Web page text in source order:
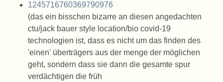
1245716760369790976
(das ein bisschen bizarre an diesen angedachten
ctu/jack bauer style location/bio covid-19
technologien ist, dass es nicht um das finden des
'einen' überträgers aus der menge der möglichen
geht, sondern dass sie dann die gesamte spur
verdächtigen die früh